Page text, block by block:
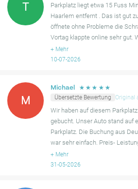
T
Parkplatz liegt etwa 15 Fuss
Haarlem entfernt . Das ist gut
öffnete ohne Probleme die
Vortag klappte online sehr gut.
finde, wenn ich eher den
bekomm
+ Mehr
10-07-2026
M
Michael ☆ ☆ ☆ ☆ ☆
Übersetzte Bewertung
Original
Wir haben auf diesem
gebucht. Unser Auto stand auf
Parkplatz. Die Buchung aus
war sehr einfach. Preis-
55 euro. In der Altstadt bezahlt
mal 8 euro
+ Mehr
31-05-2026